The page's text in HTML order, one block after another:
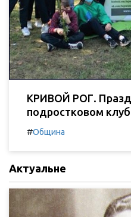
КРИВОЙ РОГ.
подростковом
#Община
Актуальне